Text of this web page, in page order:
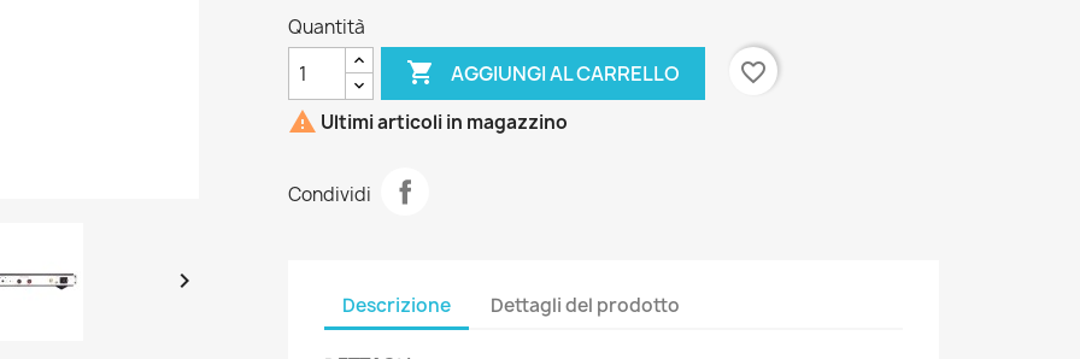

Quantità
 AGGIUNGI AL CARRELLO
favorite_border
 Ultimi articoli in magazzino
Condividi
Descrizione Dettagli del prodotto